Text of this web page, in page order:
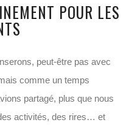
POUR LES
peut-être pas avec
comme un temps
partagé, plus que nous
activités, des rires… et